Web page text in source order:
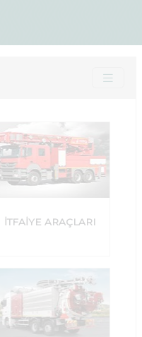
İTFAİYE ARAÇLARI